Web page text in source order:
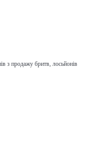
з продажу бритв, лосьйонів